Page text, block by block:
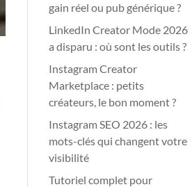
gain réel ou pub générique ?
LinkedIn Creator Mode 2026
a disparu : où sont les outils ?
Instagram Creator
Marketplace : petits
créateurs, le bon moment ?
Instagram SEO 2026 : les
mots-clés qui changent votre
visibilité
Tutoriel complet pour